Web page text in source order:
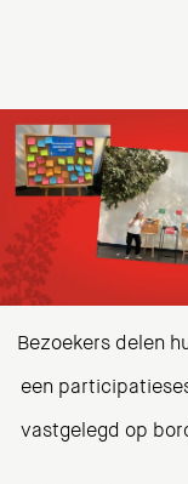
Bezoekers delen
een
vastgelegd op